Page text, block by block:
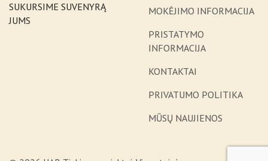
SUKURSIME SUVENYRĄ
JUMS
MOKĖJIMO INFORMACIJA
PRISTATYMO
INFORMACIJA
KONTAKTAI
PRIVATUMO POLITIKA
MŪSŲ NAUJIENOS